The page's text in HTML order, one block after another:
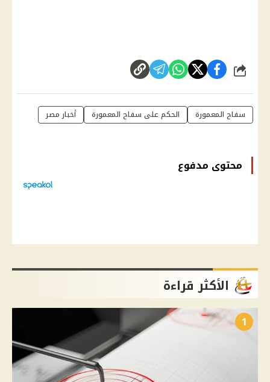
شارك
سفاح المعمورة الحكم على سفاح المعمورة أخبار مصر
محتوى مدفوع
الأكثر قراءة
1